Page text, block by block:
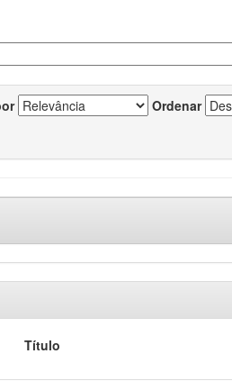
Ordenar
Título